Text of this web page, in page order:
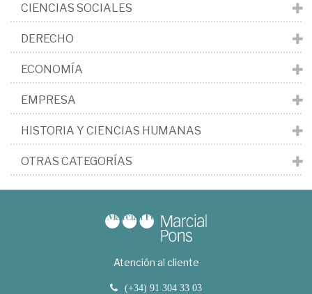
CIENCIAS SOCIALES
DERECHO
ECONOMÍA
EMPRESA
HISTORIA Y CIENCIAS HUMANAS
OTRAS CATEGORÍAS
Atención al cliente
(+34) 91 304 33 03